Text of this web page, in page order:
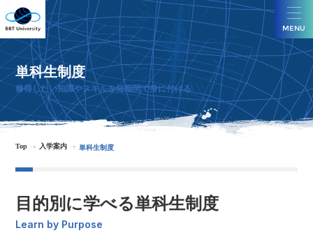
MENU
単科生制度
修得したい知識やスキルを短期間で身に付ける
Top 入学案内 単科生制度
目的別に学べる単科生制度
Learn by Purpose